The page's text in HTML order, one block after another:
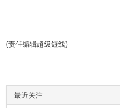
(责任编辑超级短线)
最近关注